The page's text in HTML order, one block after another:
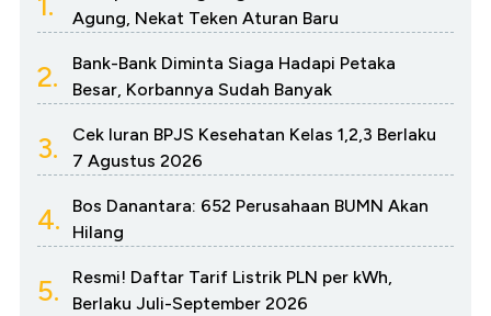
Agung, Nekat Teken Aturan Baru
2.
Bank-Bank Diminta Siaga Hadapi Petaka
Besar, Korbannya Sudah Banyak
3.
Cek Iuran BPJS Kesehatan Kelas 1,2,3 Berlaku
7 Agustus 2026
4.
Bos Danantara: 652 Perusahaan BUMN Akan
Hilang
5.
Resmi! Daftar Tarif Listrik PLN per kWh,
Berlaku Juli-September 2026